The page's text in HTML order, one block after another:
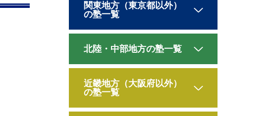
関東地方（東京都以外）
の塾一覧
北陸・中部地方の塾一覧
近畿地方（大阪府以外）
の塾一覧